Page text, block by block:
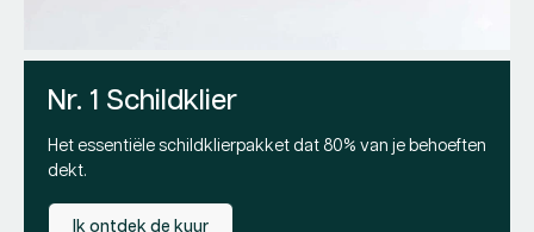
Nr. 1 Schildklier
Het essentiële schildklierpakket dat 80% van je behoeften
dekt.
Ik ontdek de kuur